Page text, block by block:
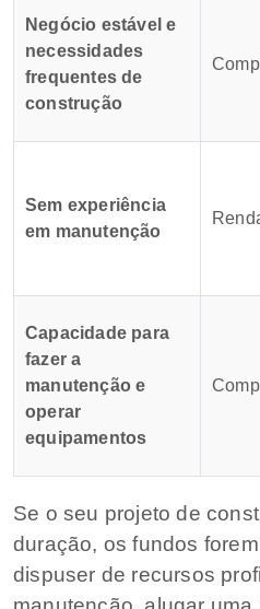
Negócio estável e
necessidades
frequentes de
construção
Sem experiência
em manutenção
Capacidade para
fazer a
manutenção e
operar
equipamentos
Se o seu projeto de
duração, os fundos
dispuser de recursos